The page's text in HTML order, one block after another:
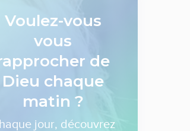
Voulez-vous
vous
de
Dieu chaque
matin ?
jour, découvrez